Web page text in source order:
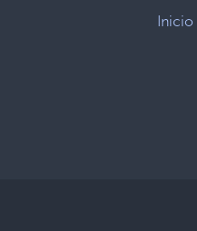
Inicio